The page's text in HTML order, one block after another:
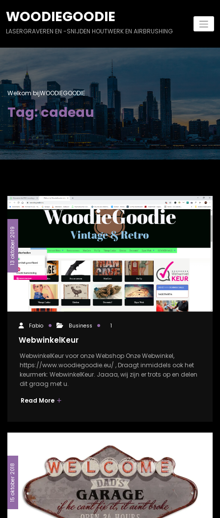
de
inhoud
springen
WOODIEGOODIE
LASERGRAVEREN EN -SNIJDEN HOUTWERK EN AIRBRUSHING
Welkom bijWOODIEGOODIE
Tag: cadeau
13 oktober 2019
Fabio Business 1
WebwinkelKeur
WebwinkelKeur voor onze Webshop Onze Webwinkel,
https://www.woodiegoodie.eu/ , Draagt inmiddels ook het
keurmerk: WebwinkelKeur. Jaaaa, wij zijn er trots op en delen
dit graag met u.
Read More
15 oktober 2018